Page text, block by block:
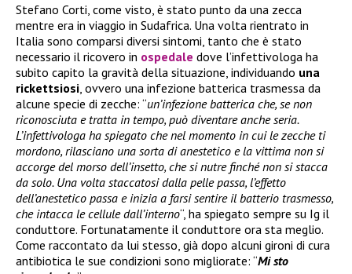
Stefano Corti, come visto, è stato punto da una zecca
mentre era in viaggio in Sudafrica. Una volta rientrato in
Italia sono comparsi diversi sintomi, tanto che è stato
necessario il ricovero in ospedale dove l’infettivologa ha
subito capito la gravità della situazione, individuando una
rickettsiosi , ovvero una infezione batterica trasmessa da
alcune specie di zecche: “un’infezione batterica che, se non
riconosciuta e tratta in tempo, può diventare anche seria.
L’infettivologa ha spiegato che nel momento in cui le zecche ti
mordono, rilasciano una sorta di anestetico e la vittima non si
accorge del morso dell’insetto, che si nutre finché non si stacca
da solo. Una volta staccatosi dalla pelle passa, l’effetto
dell’anestetico passa e inizia a farsi sentire il batterio trasmesso,
che intacca le cellule dall’interno“, ha spiegato sempre su Ig il
conduttore. Fortunatamente il conduttore ora sta meglio.
Come raccontato da lui stesso, già dopo alcuni gironi di cura
antibiotica le sue condizioni sono migliorate: “Mi sto